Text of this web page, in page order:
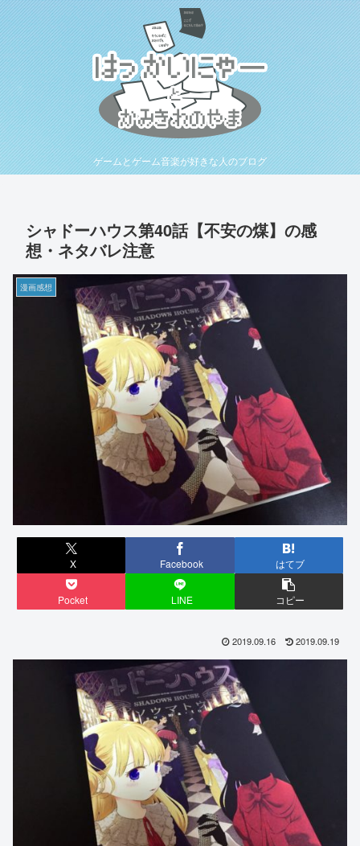
ゲームとゲーム音楽が好きな人のブログ
シャドーハウス第40話【不安の煤】の感
想・ネタバレ注意
漫画感想
X Facebook はてブ
Pocket LINE コピー
2019.09.16 2019.09.19